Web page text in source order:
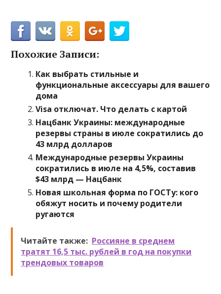
Похожие Записи:
Как выбрать стильные и
функциональные аксессуары для вашего
дома
Visa отключат. Что делать с картой
Нацбанк Украины: международные
резервы страны в июле сократились до
43 млрд долларов
Международные резервы Украины
сократились в июле на 4,5%, составив
$43 млрд — Нацбанк
Новая школьная форма по ГОСТу: кого
обяжут носить и почему родители
ругаются
Читайте также: Россияне в среднем
тратят 16,5 тыс. рублей в год на покупки
трендовых товаров